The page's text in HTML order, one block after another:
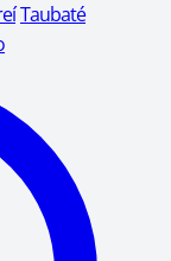
Taubaté